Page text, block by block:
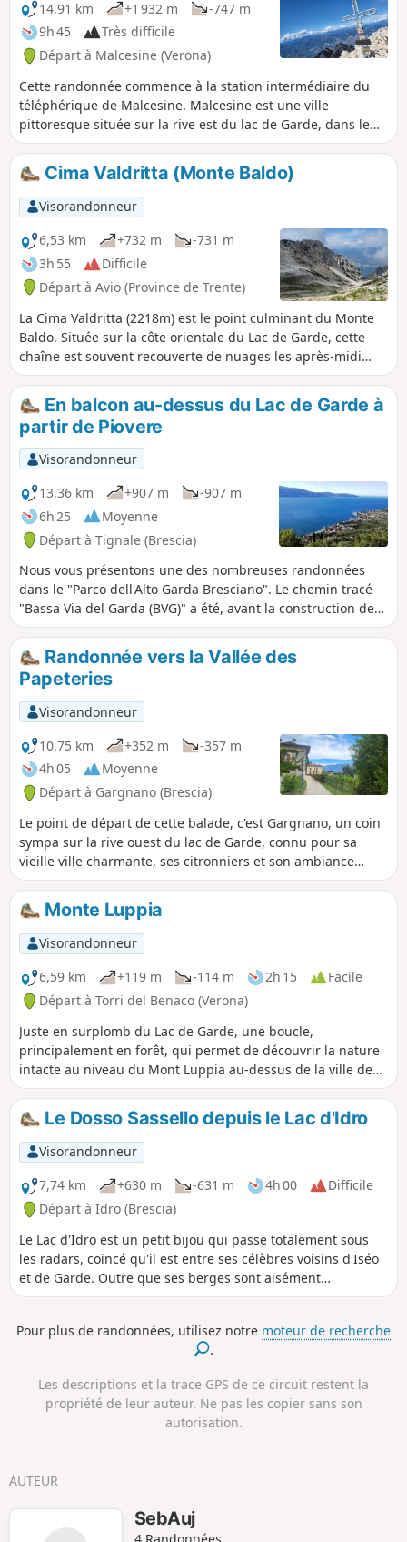
14,91 km
+1 932 m
-747 m
9h 45
Très difficile
Départ à Malcesine (Verona)
Cette randonnée commence à la station intermédiaire du
téléphérique de Malcesine. Malcesine est une ville
pittoresque située sur la rive est du lac de Garde, dans le
nord de l'Italie, qui séduit surtout par sa vieille ville
historique et son imposant château Scaliger. Les ruelles
étroites, les cafés charmants et le port confèrent à cet
endroit une atmosphère romantique. Juste derrière
Malcesine se dresse le Monte Baldo, une chaîne de
montagnes impressionnante qui est la destination de cette
randonnée.
Cima Valdritta (Monte Baldo)
Visorandonneur
6,53 km
+732 m
-731 m
3h 55
Difficile
Départ à Avio (Province de Trente)
La Cima Valdritta (2218m) est le point culminant du Monte
Baldo. Située sur la côte orientale du Lac de Garde, cette
chaîne est souvent recouverte de nuages les après-midi
d'été. Cette randonnée qui alterne entre forêt, végétation
rase et un final très minéral offre de beaux panoramas sur
le Val d'Adige et les autres sommets environnants, sans
oublier quelques vues sur le Lac de Garde. Les derniers
mètres ne présentent pas de difficulté technique mais
certains passages sont assez vertigineux.
En balcon au-dessus du Lac de Garde à
partir de Piovere
Visorandonneur
13,36 km
+907 m
-907 m
6h 25
Moyenne
Départ à Tignale (Brescia)
Nous vous présentons une des nombreuses randonnées
dans le "Parco dell'Alto Garda Bresciano". Le chemin tracé
"Bassa Via del Garda (BVG)" a été, avant la construction de
la route principale, le seul chemin de communication entre
les hameaux sur le plateau et le Lac de Garde. Une vue à
couper le souffle vous accompagnera pendant tout le
circuit. Mise en garde modérateur au 22/09/2020 :
ATTENTION ! problème sur le parcours, voir dans
description
Randonnée vers la Vallée des
Papeteries
Visorandonneur
10,75 km
+352 m
-357 m
4h 05
Moyenne
Départ à Gargnano (Brescia)
Le point de départ de cette balade, c'est Gargnano, un coin
sympa sur la rive ouest du lac de Garde, connu pour sa
vieille ville charmante, ses citronniers et son ambiance
relax. La destination est la vallée des moulins à papier, la
Valle della Cartiere, une vallée près de Toscolano-Maderno.
C'était autrefois un centre de fabrication de papier.
Aujourd'hui, un sentier de randonnée traverse la vallée,
passant devant les vestiges d'anciennes papeteries. Un
musée donne un aperçu de l'histoire de la production de
papier, qui a joué un rôle important dans cette région.
Monte Luppia
Visorandonneur
6,59 km
+119 m -114 m 2h 15
Facile
Départ à Torri del Benaco (Verona)
Juste en surplomb du Lac de Garde, une boucle,
principalement en forêt, qui permet de découvrir la nature
intacte au niveau du Mont Luppia au-dessus de la ville de
Garde (Garda). Sur la deuxième partie, à voir également de
très beaux champs d'oliviers. Attention, seulement
quelques points de vue sur le lac mais circuit très ombragé
et chemins très bien entretenus.
Le Dosso Sassello depuis le Lac d'Idro
Visorandonneur
7,74 km
+630 m -631 m 4h 00
Difficile
Départ à Idro (Brescia)
Le Lac d'Idro est un petit bijou qui passe totalement sous
les radars, coincé qu'il est entre ses célèbres voisins d'Iséo
et de Garde. Outre que ses berges sont aisément
accessibles, le relief tourmenté qui l'enserre offre
Bien qu'elle soit assez courte, celle-ci est proposée aux
randonneurs aguerris qui n'ont pas peur de se faire mal
Pour plus de randonnées, utilisez notre moteur de recherche
.
Les descriptions et la trace GPS de ce circuit restent la
propriété de leur auteur. Ne pas les copier sans son
autorisation.
AUTEUR
SebAuj